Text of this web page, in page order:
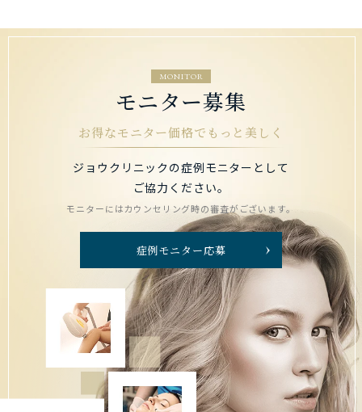
MONITOR
モニター募集
お得なモニター価格でもっと美しく
ジョウクリニックの症例モニターとして
ご協力ください。
モニターにはカウンセリング時の審査がございます。
症例モニター応募